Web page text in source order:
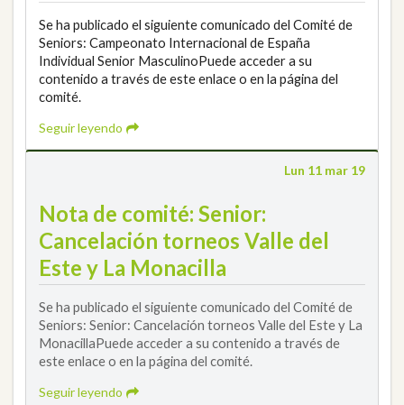
Se ha publicado el siguiente comunicado del Comité de
Seniors: Campeonato Internacional de España
Individual Senior MasculinoPuede acceder a su
contenido a través de este enlace o en la página del
comité.
Seguir leyendo
Lun 11 mar 19
Nota de comité: Senior:
Cancelación torneos Valle del
Este y La Monacilla
Se ha publicado el siguiente comunicado del Comité de
Seniors: Senior: Cancelación torneos Valle del Este y La
MonacillaPuede acceder a su contenido a través de
este enlace o en la página del comité.
Seguir leyendo